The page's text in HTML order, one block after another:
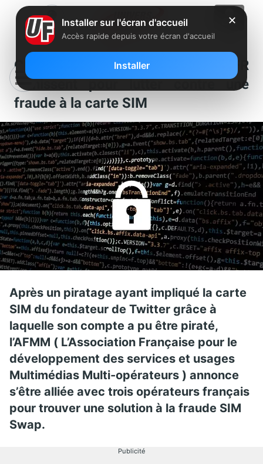
Orange, Bouygues Telecom et SFR
s’unissent pour lutter contre une
fraude à la carte SIM
Après un piratage ayant impliqué la carte
SIM du fondateur de Twitter grâce à
laquelle son compte a pu être piraté,
l’AFMM ( L’Association Française pour le
développement des services et usages
Multimédias Multi-opérateurs ) annonce
s’être alliée avec trois opérateurs français
pour trouver une solution à la fraude SIM
Swap.
Publicité
✕
Installer sur l'écran d'accueil
Accès rapide depuis votre écran d'accueil
Installer